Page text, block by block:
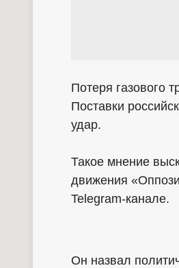
Потеря газового
Поставки
удар.
Такое мнение
движения
Telegram-канале.
Он назвал